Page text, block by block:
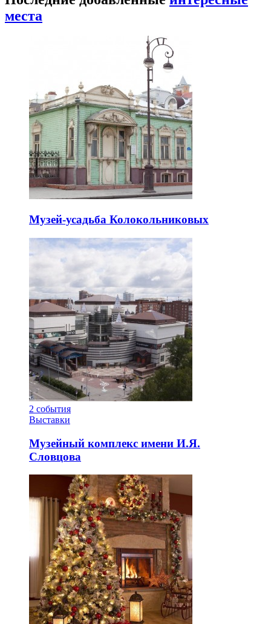
места
Музей-усадьба Колокольниковых
2 события
Выставки
Музейный комплекс имени И.Я.
Словцова